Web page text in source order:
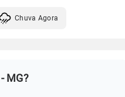
Chuva Agora
MG?